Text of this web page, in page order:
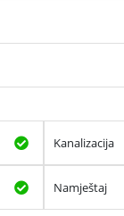
Kanalizacija
Namještaj